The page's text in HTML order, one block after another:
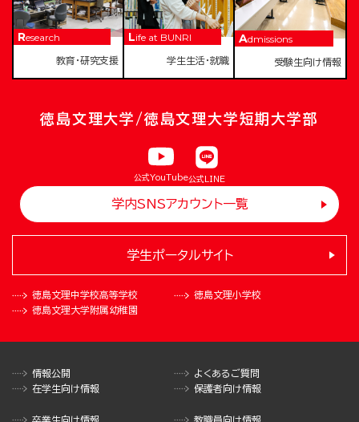
Research
教育・研究支援
Life at BUNRI
学生生活・就職
Admissions
受験生向け情報
徳島文理大学/徳島文理大学短期大学部
公式YouTube公式LINE
学内SNSアカウント一覧
徳島文理中学校高等学校
徳島文理小学校
徳島文理大学附属幼稚園
学生ポータルサイト
情報公開
よくあるご質問
在学生向け情報
保護者向け情報
卒業生向け情報 教職員向け情報